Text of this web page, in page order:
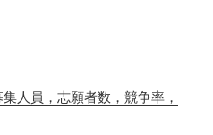
人員，志願者数，競争率，